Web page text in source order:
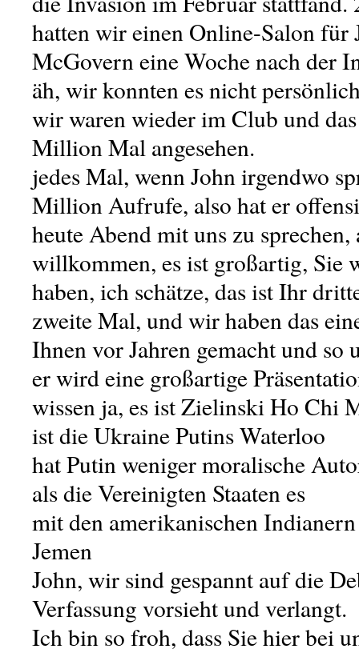
hatten wir einen Online-Salon für
McGovern eine Woche nach der
äh, wir konnten es nicht
wir waren wieder im Club und
Million Mal angesehen.
jedes Mal, wenn John irgendwo
Million Aufrufe, also hat er
heute Abend mit uns zu sprechen,
willkommen, es ist großartig, Sie
haben, ich schätze, das ist Ihr
zweite Mal, und wir haben das
Ihnen vor Jahren gemacht und so
er wird eine großartige
wissen ja, es ist Zielinski Ho Chi
ist die Ukraine Putins Waterloo
hat Putin weniger moralische
als die Vereinigten Staaten es
mit den amerikanischen
Jemen
John, wir sind gespannt auf die
Verfassung vorsieht und verlangt.
Ich bin so froh, dass Sie hier bei